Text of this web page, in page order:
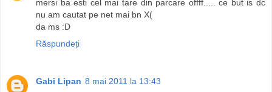
mersi ba esti cel mai tare din parcare offff..... ce but is dc
nu am cautat pe net mai bn X(
da ms :D
Răspundeți
Gabi Lipan 8 mai 2011 la 13:43